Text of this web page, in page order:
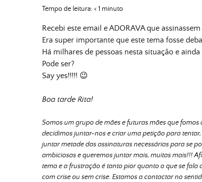
Tempo de leitura:< 1 minuto
Recebi este email e ADORAVA que
Era super importante que este tema fosse
Há milhares de pessoas nesta situação e
Pode ser?
Say yes!!!!! 😉
Boa tarde Rita!
Somos um grupo de mães e futuras mães que
decidimos juntar-nos e criar uma petição para
juntar metade das assinaturas necessárias para se
ambiciosas e queremos juntar mais, muitas mais!!!
tema e a frustração é tanto pior quanto o que se fala
com crise ou sem crise. Estamos a contactar no